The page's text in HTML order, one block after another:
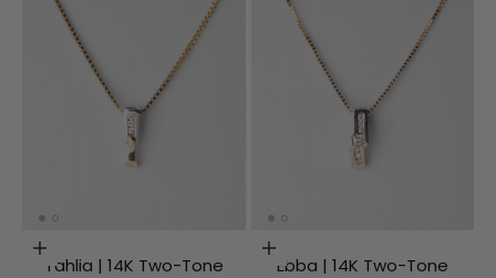
Choosing options
Tahlia | 14K Two-Tone
Choosing options
Ebba | 14K Two-Tone